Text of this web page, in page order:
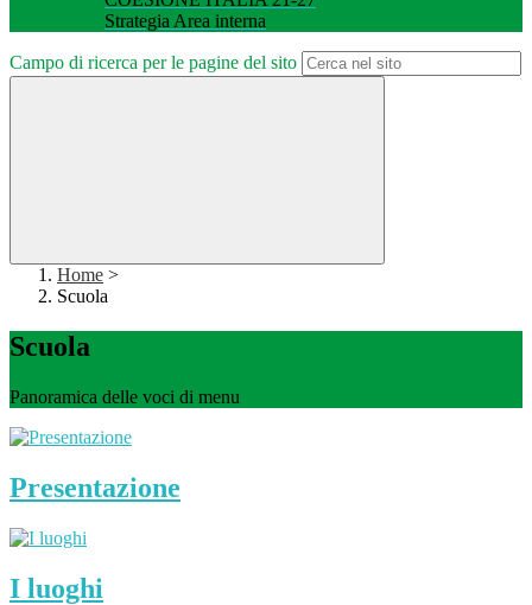
Strategia Area interna
Campo di ricerca per le pagine del sito
Home >
Scuola
Scuola
Panoramica delle voci di menu
Presentazione
I luoghi